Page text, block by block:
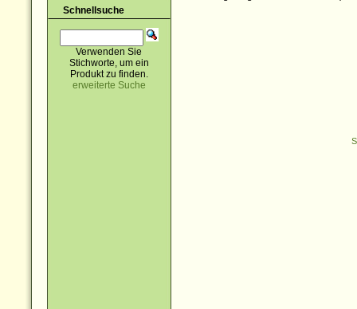
Schnellsuche
Verwenden Sie
Stichworte, um ein
Produkt zu finden.
erweiterte Suche